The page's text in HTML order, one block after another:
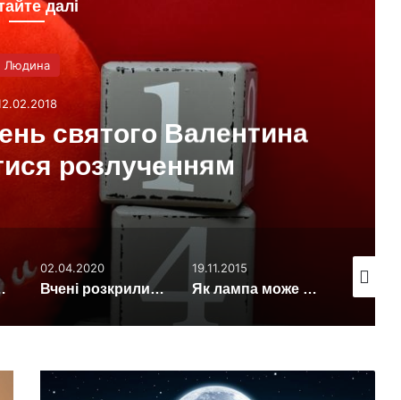
далі
Людина
святого Валентина
розлученням
у людей?
02.04.2020
Вчені розкрили секрет щастя
19.11.2015
Як лампа може вилікувати людину від безсоння?
27.08.2020
Вченим